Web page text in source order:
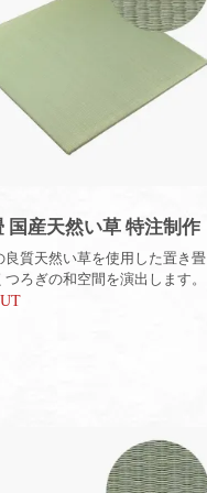
国産天然い草 特注制作
良質天然い草を使用した置き畳
つろぎの和空間を演出します。